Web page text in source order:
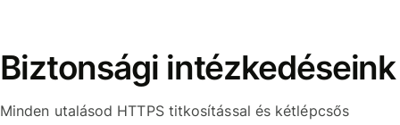
Biztonsági intézkedéseink
Minden utalásod HTTPS titkosítással és kétlépcsős